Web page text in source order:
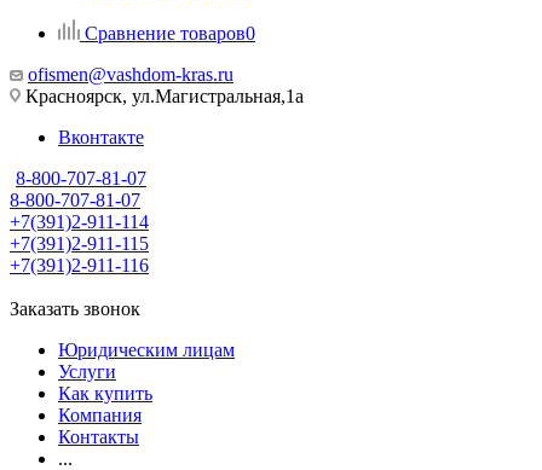
Сравнение товаров0
ofismen@vashdom-kras.ru
Красноярск, ул.Магистральная,1а
Вконтакте
8-800-707-81-07
8-800-707-81-07
+7(391)2-911-114
+7(391)2-911-115
+7(391)2-911-116
Заказать звонок
Юридическим лицам
Услуги
Как купить
Компания
Контакты
...